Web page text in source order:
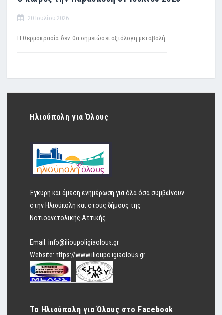
20 Ιουλίου 2026
Η θερμοκρασία δεν θα σημειώσει αξιόλογη μεταβολή.
Ηλιούπολη για Όλους
Έγκυρη και άμεση ενημέρωση για όλα όσα συμβαίνουν
στην Ηλιούπολη και στους δήμους της
Νοτιοανατολικής Αττικής.
Email: info@ilioupoligiaolous.gr
Website: https://www.ilioupoligiaolous.gr
Το Ηλιούπολη για Όλους στο Facebook